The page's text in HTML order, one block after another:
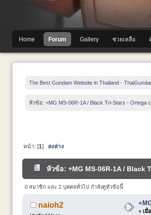
Home Forum Gallery ช่วยเหลือ
The Best Gundam Website in Thailand -
หัวข้อ: +MG MS-06R-1A / Black Tri-Stars - Ortega
หน้า: [1] ลงล่าง
หัวข้อ: +MG MS-06R-1A / Black
0 สมาชิก และ 2 บุคคลทั่วไป กำลังดูหัวข้อนี้
naioh2
« เมื่